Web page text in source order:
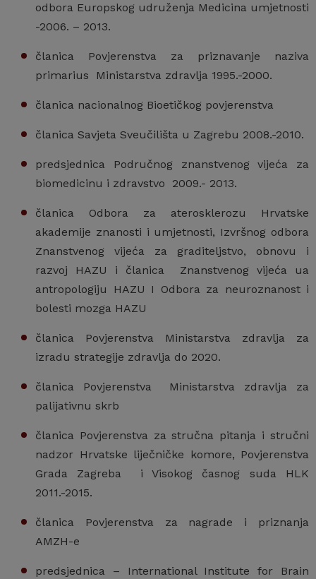
odbora Europskog udruženja Medicina umjetnosti
-2006. – 2013.
članica Povjerenstva za priznavanje naziva
primarius Ministarstva zdravlja 1995.-2000.
članica nacionalnog Bioetičkog povjerenstva
članica Savjeta Sveučilišta u Zagrebu 2008.-2010.
predsjednica Područnog znanstvenog vijeća za
biomedicinu i zdravstvo 2009.- 2013.
članica Odbora za aterosklerozu Hrvatske
akademije znanosti i umjetnosti, Izvršnog odbora
Znanstvenog vijeća za graditeljstvo, obnovu i
razvoj HAZU i članica Znanstvenog vijeća ua
antropologiju HAZU I Odbora za neuroznanost i
bolesti mozga HAZU
članica Povjerenstva Ministarstva zdravlja za
izradu strategije zdravlja do 2020.
članica Povjerenstva Ministarstva zdravlja za
palijativnu skrb
članica Povjerenstva za stručna pitanja i stručni
nadzor Hrvatske liječničke komore, Povjerenstva
Grada Zagreba i Visokog časnog suda HLK
2011.-2015.
članica Povjerenstva za nagrade i priznanja
AMZH-e
predsjednica – International Institute for Brain